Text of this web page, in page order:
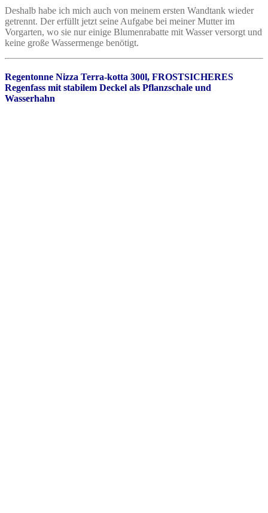
Deshalb habe ich mich auch von meinem ersten Wandtank wieder
getrennt. Der erfüllt jetzt seine Aufgabe bei meiner Mutter im
Vorgarten, wo sie nur einige Blumenrabatte mit Wasser versorgt und
keine große Wassermenge benötigt.
Regentonne Nizza Terra-kotta 300l, FROSTSICHERES
Regenfass mit stabilem Deckel als Pflanzschale und
Wasserhahn